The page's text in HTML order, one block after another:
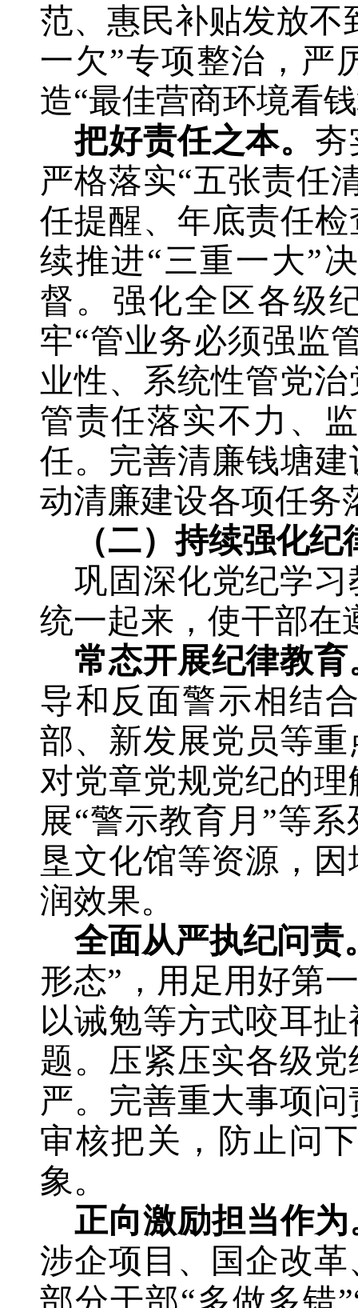
范、惠民补贴发放不
一欠”专项整治，严
造“最佳营商环境看
把好责任之本。 夯
严格落实“五张责任
任提醒、年底责任
续推进“三重一大”
督。强化全区各级
牢“管业务必须强监
业性、系统性管党
管责任落实不力、
任。 完善清廉钱塘
动清廉建设各项任务
（二）持续强化纪
巩固深化党纪学
统一起来，使干部在
常态开展纪律教育
导和反面警示相结
部、新发展党员等
对党章党规党纪的理
展“警示教育月”等
垦文化馆等资源 ，
润效果。
全面从严执纪问责
形态”，用足用好第
以诫勉等方式咬耳
题。压紧压实各级党
严。完善重大事项
审核把关，防止问
象。
正向激励担当作为
涉企项目、国企改